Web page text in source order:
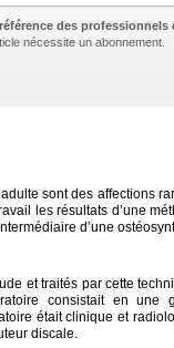
des professionnels
nécessite un abonnement.
sont des affections
les résultats d’une
d’une
et traités par cette
consistait en une
était clinique et
discale.